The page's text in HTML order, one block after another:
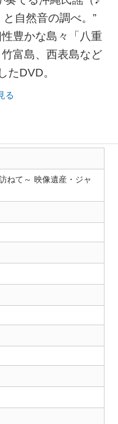
自然音の調べ。”
豊かな島々「八重
富島、西表島など
たDVD。
る
ねて～ 映像遺産・ジャ